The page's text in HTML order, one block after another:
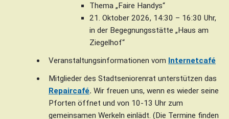
Thema „Faire Handys“
21. Oktober 2026, 14:30 – 16:30 Uhr,
in der Begegnungsstätte „Haus am
Ziegelhof“
Veranstaltungsinformationen vom Internetcafé
Mitglieder des Stadtseniorenrat unterstützen das
Repaircafé. Wir freuen uns, wenn es wieder seine
Pforten öffnet und von 10-13 Uhr zum
gemeinsamen Werkeln einlädt. (Die Termine finden